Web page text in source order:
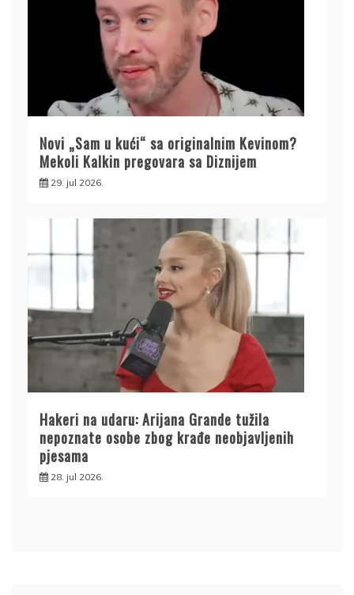
Novi „Sam u kući“ sa originalnim Kevinom?
Mekoli Kalkin pregovara sa Diznijem
29. jul 2026.
Hakeri na udaru: Arijana Grande tužila
nepoznate osobe zbog krađe neobjavljenih
pjesama
28. jul 2026.